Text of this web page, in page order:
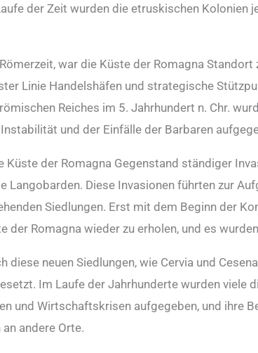
der Zeit wurden die etruskischen Kolonien
war die Küste der Romagna
Linie Handelshäfen und strategische
Reiches im 5. Jahrhundert n. Chr.
und der Einfälle der Barbaren
der Romagna Gegenstand ständiger
Langobarden. Diese Invasionen führten zur
Siedlungen. Erst mit dem Beginn der
der Romagna wieder zu erholen, und es
diese neuen Siedlungen, wie Cervia und
Im Laufe der Jahrhunderte wurden viele
und Wirtschaftskrisen aufgegeben, und ihre
andere Orte.